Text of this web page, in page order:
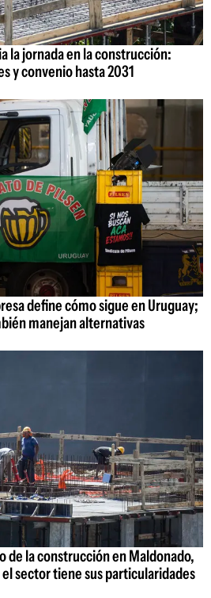
la jornada en la construcción:
y convenio hasta 2031
define cómo sigue en Uruguay;
manejan alternativas
de la construcción en Maldonado,
sector tiene sus particularidades